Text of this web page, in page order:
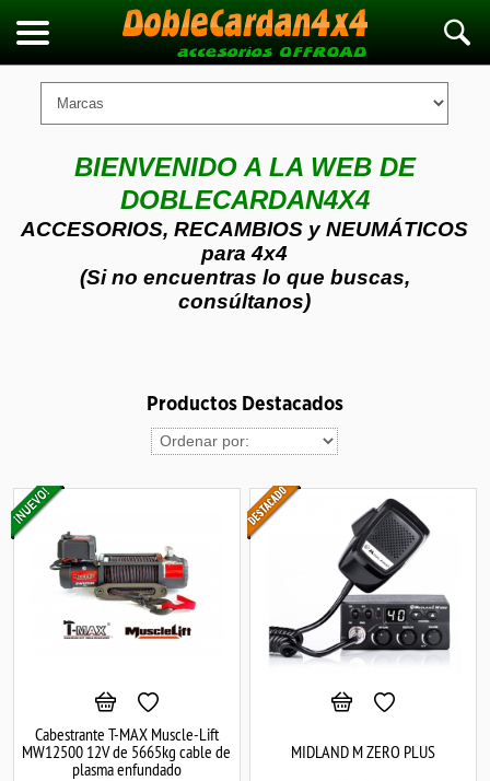
BIENVENIDO A LA WEB DE
DOBLECARDAN4X4
ACCESORIOS, RECAMBIOS y NEUMÁTICOS
para 4x4
(Si no encuentras lo que buscas,
consúltanos)
Productos Destacados
Cabestrante T-MAX Muscle-Lift
MW12500 12V de 5665kg cable de
plasma enfundado
MIDLAND M ZERO PLUS